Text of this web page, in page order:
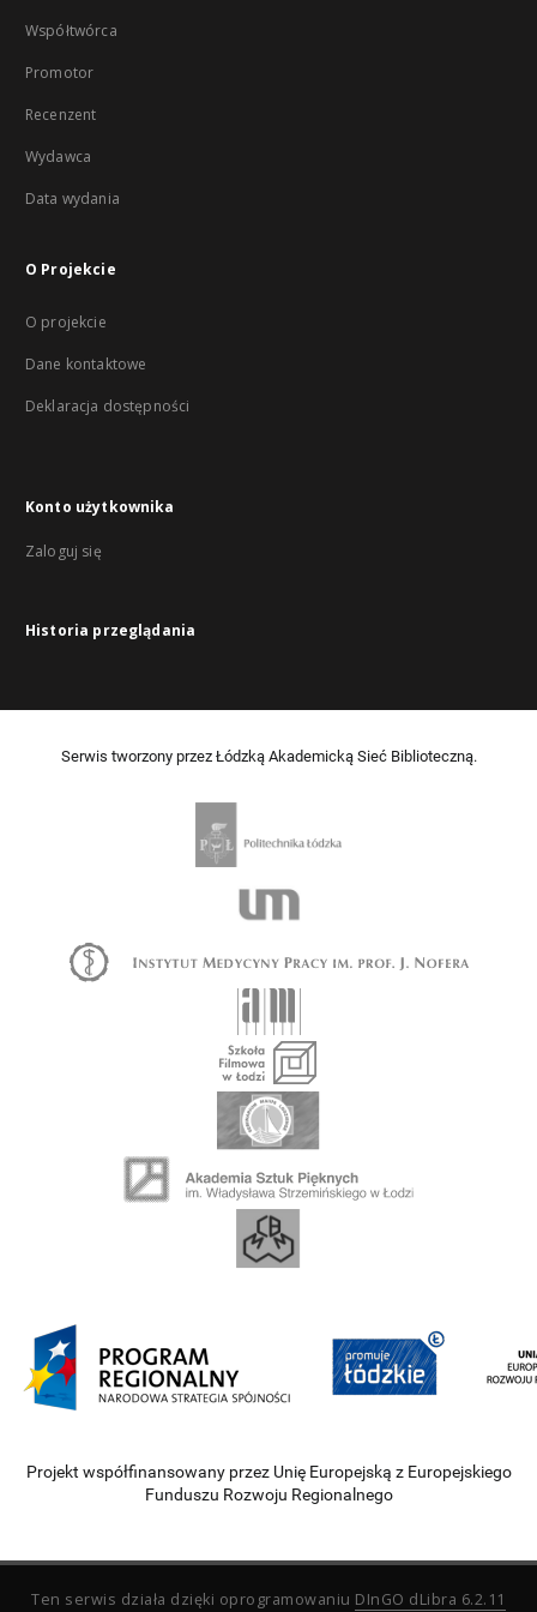
Współtwórca
Promotor
Recenzent
Wydawca
Data wydania
O Projekcie
O projekcie
Dane kontaktowe
Deklaracja dostępności
Konto użytkownika
Zaloguj się
Historia przeglądania
Serwis tworzony przez Łódzką Akademicką Sieć Biblioteczną.
Projekt współfinansowany przez Unię Europejską z Europejskiego
Funduszu Rozwoju Regionalnego
Ten serwis działa dzięki oprogramowaniu DInGO dLibra 6.2.11